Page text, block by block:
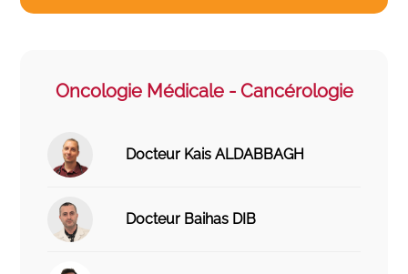
Oncologie Médicale - Cancérologie
Docteur Kais ALDABBAGH
Docteur Baihas DIB